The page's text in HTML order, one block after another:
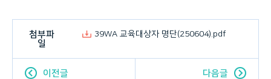
첨부파
일
39WA 교육대상자 명단(250604).pdf
이전글 다음글